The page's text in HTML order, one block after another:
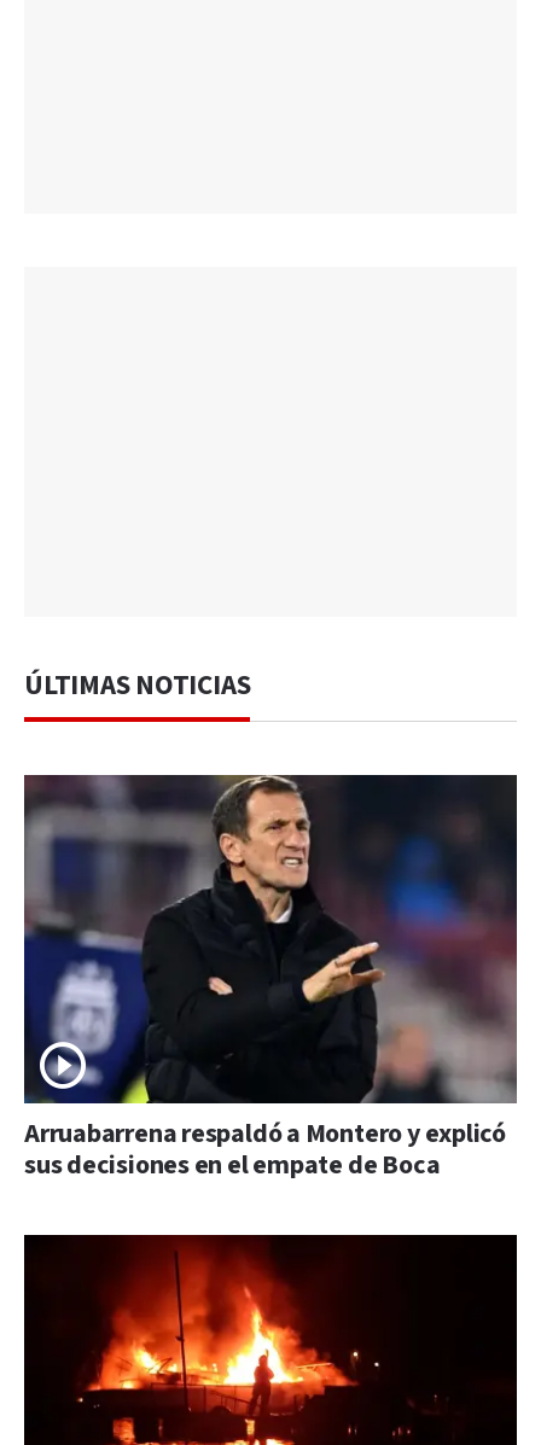
ÚLTIMAS NOTICIAS
Arruabarrena respaldó a Montero y explicó
sus decisiones en el empate de Boca